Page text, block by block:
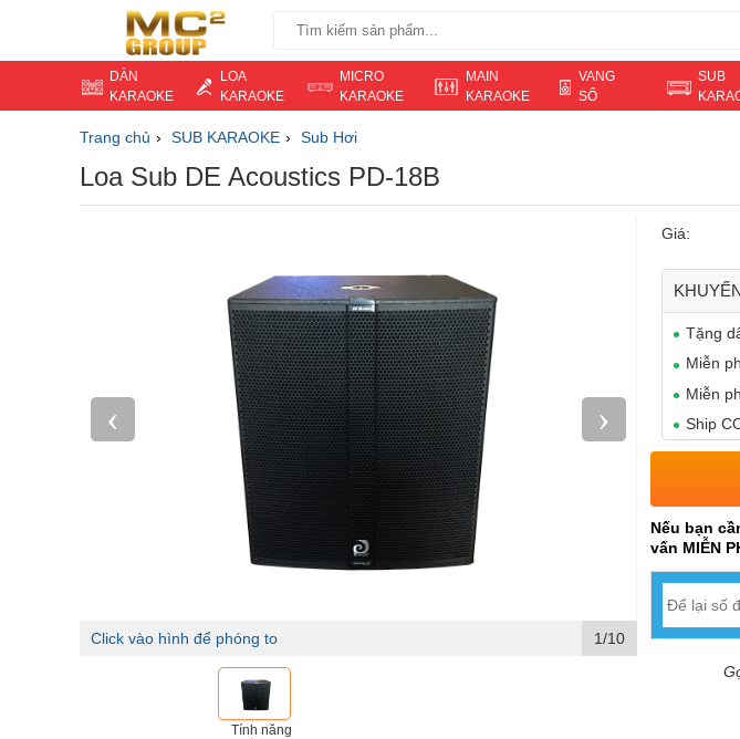
DÀN
KARAOKE
LOA
KARAOKE
MICRO
KARAOKE
MAIN
KARAOKE
VANG
SỐ
SUB
Trang chủ SUB KARAOKE Sub Hơi
Loa Sub DE Acoustics PD-18B
‹ ›
Click vào hình để phóng to 1/10
Tính năng
Giá:
Tặng
Miễn
Miễn
Ship
Nếu bạn
vấn MIỄN